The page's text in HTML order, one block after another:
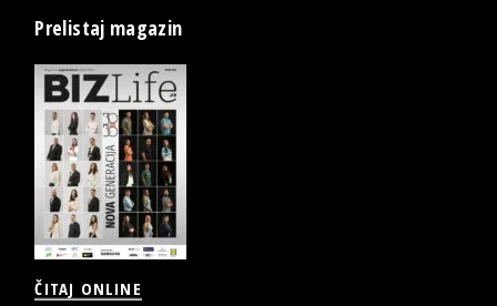
Prelistaj magazin
ČITAJ ONLINE